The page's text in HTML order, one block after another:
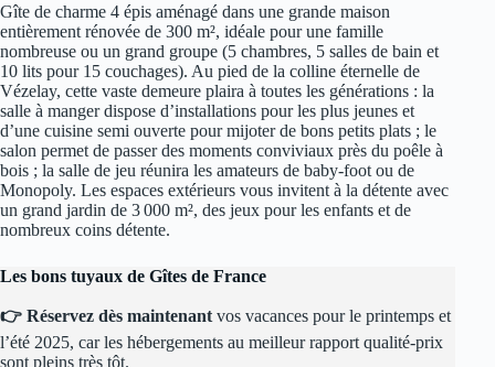
Gîte de charme 4 épis aménagé dans une grande maison
entièrement rénovée de 300 m², idéale pour une famille
nombreuse ou un grand groupe (5 chambres, 5 salles de bain et
10 lits pour 15 couchages). Au pied de la colline éternelle de
Vézelay, cette vaste demeure plaira à toutes les générations : la
salle à manger dispose d’installations pour les plus jeunes et
d’une cuisine semi ouverte pour mijoter de bons petits plats ; le
salon permet de passer des moments conviviaux près du poêle à
bois ; la salle de jeu réunira les amateurs de baby-foot ou de
Monopoly. Les espaces extérieurs vous invitent à la détente avec
un grand jardin de 3 000 m², des jeux pour les enfants et de
nombreux coins détente.
Les bons tuyaux de Gîtes de France
👉 Réservez dès maintenant vos vacances pour le printemps et
l’été 2025, car les hébergements au meilleur rapport qualité-prix
sont pleins très tôt.